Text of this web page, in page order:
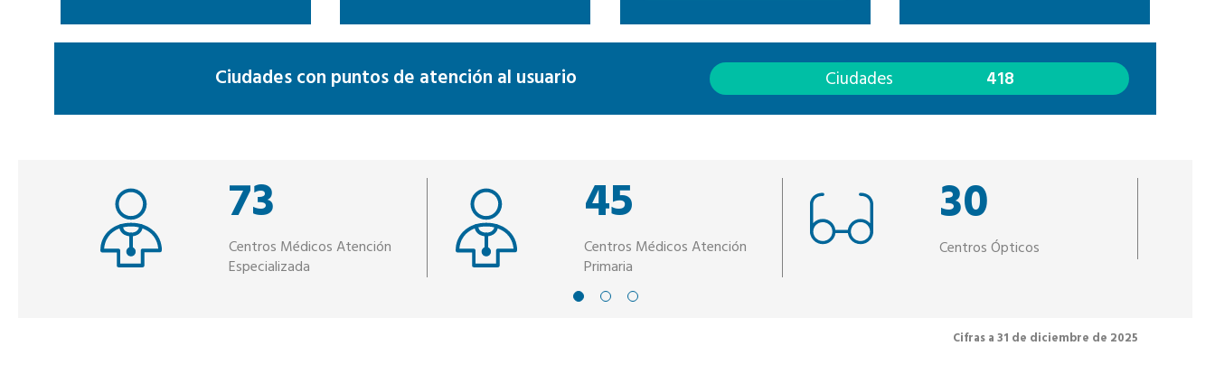
Ciudades con puntos de atención al usuario Ciudades 418
73
Centros Médicos Atención
Especializada
45
Centros Médicos Atención
Primaria
30
Centros Ópticos
Cifras a 31 de diciembre de 2025